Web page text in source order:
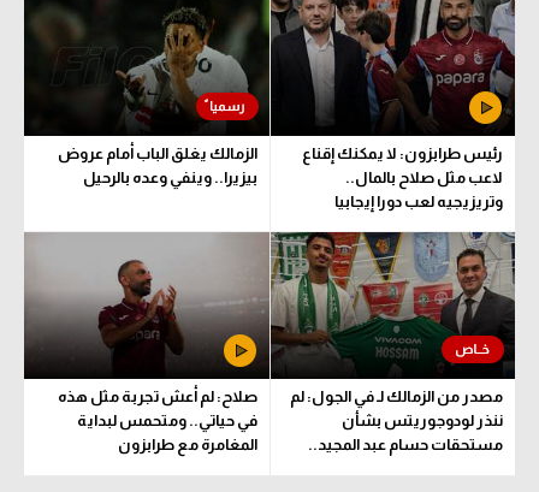
رئيس طرابزون: لا يمكنك إقناع
لاعب مثل صلاح بالمال..
وتريزيجيه لعب دورا إيجابيا
الزمالك يغلق الباب أمام عروض
بيزيرا.. وينفي وعده بالرحيل
مصدر من الزمالك لـ في الجول: لم
ننذر لودوجوريتس بشأن
مستحقات حسام عبد المجيد..
صلاح: لم أعش تجربة مثل هذه
في حياتي.. ومتحمس لبداية
المغامرة مع طرابزون